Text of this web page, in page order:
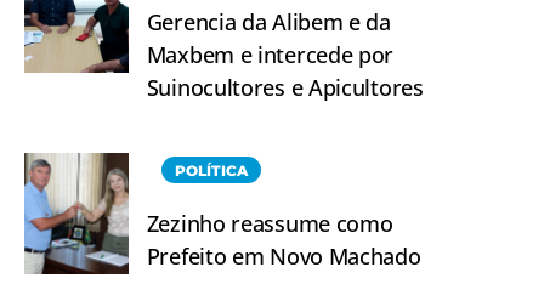
Gerencia da Alibem e da
Maxbem e intercede por
Suinocultores e Apicultores
POLÍTICA
Zezinho reassume como
Prefeito em Novo Machado